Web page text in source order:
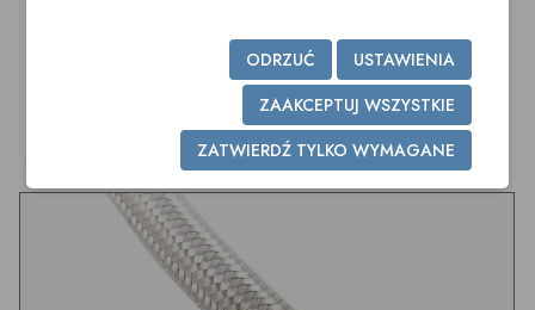
Wąż SS 1/2 L2250mm
25/25
USTAWIENIA
ODRZUĆ
ZAAKCEPTUJ WSZYSTKIE
ZATWIERDŹ TYLKO WYMAGANE